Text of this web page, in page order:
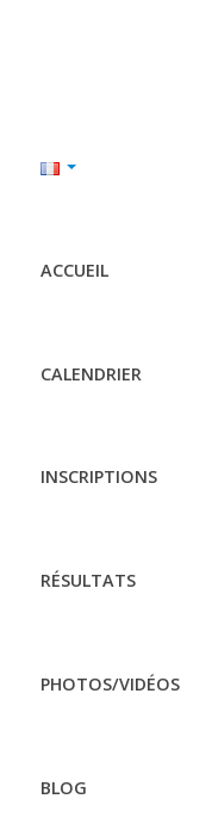
ACCUEIL
CALENDRIER
INSCRIPTIONS
RÉSULTATS
PHOTOS/VIDÉOS
BLOG